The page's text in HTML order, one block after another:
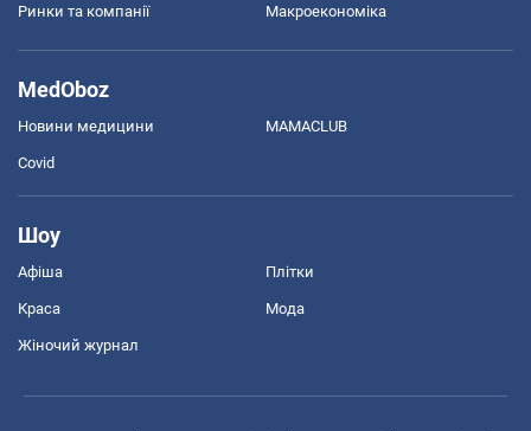
Ринки та компанії Макроекономіка
MedOboz
Новини медицини MAMACLUB
Covid
Шоу
Афіша Плітки
Краса Мода
Жіночий журнал